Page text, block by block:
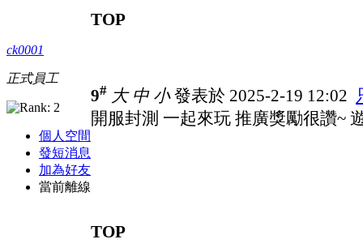
TOP
ck0001
正式員工
個人空間
發短消息
加為好友
當前離線
9# 大 中 小發表於 2025-2-19 12:02
開服封測 一起來玩 推廣獎勵很讚~
TOP